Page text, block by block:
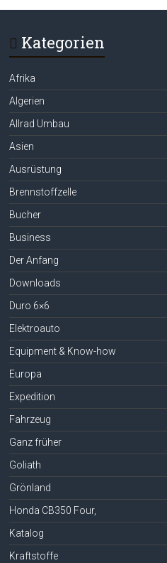
Kategorien
Afrika
Algerien
Allrad Umbau
Asien
Ausrüstung
Brennstoffzelle
Bucher
Business
Der Anfang
Downloads
Duro 6×6
Elektroauto
Equipment & Know-how
Europa
Expedition
Fahrzeug
Ganz früher
Goliath
Grönland
Honda CB350 Four,
Katalog
Kraftstoffe